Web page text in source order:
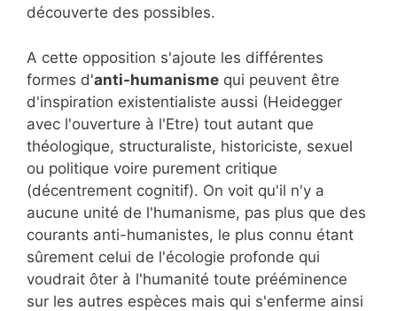
découverte des possibles.
A cette opposition s'ajoute les différentes
formes d'anti-humanisme qui peuvent être
d'inspiration existentialiste aussi (Heidegger
avec l'ouverture à l'Etre) tout autant que
théologique, structuraliste, historiciste, sexuel
ou politique voire purement critique
(décentrement cognitif). On voit qu'il n'y a
aucune unité de l'humanisme, pas plus que des
courants anti-humanistes, le plus connu étant
sûrement celui de l'écologie profonde qui
voudrait ôter à l'humanité toute prééminence
sur les autres espèces mais qui s'enferme ainsi